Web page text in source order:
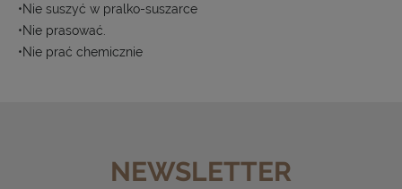
•Nie suszyć w pralko-suszarce
•Nie prasować.
•Nie prać chemicznie
NEWSLETTER